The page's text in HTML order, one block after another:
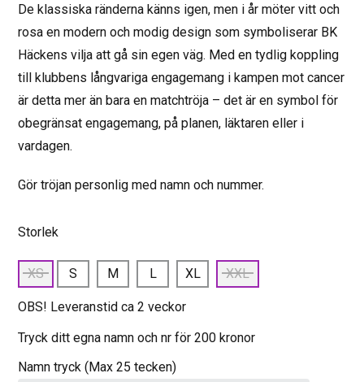
De klassiska ränderna känns igen, men i år möter vitt och
rosa en modern och modig design som symboliserar BK
Häckens vilja att gå sin egen väg. Med en tydlig koppling
till klubbens långvariga engagemang i kampen mot cancer
är detta mer än bara en matchtröja – det är en symbol för
obegränsat engagemang, på planen, läktaren eller i
vardagen.
Gör tröjan personlig med namn och nummer.
Storlek
XS S M L XL XXL
OBS! Leveranstid ca 2 veckor
Tryck ditt egna namn och nr för 200 kronor
Namn tryck (Max 25 tecken)